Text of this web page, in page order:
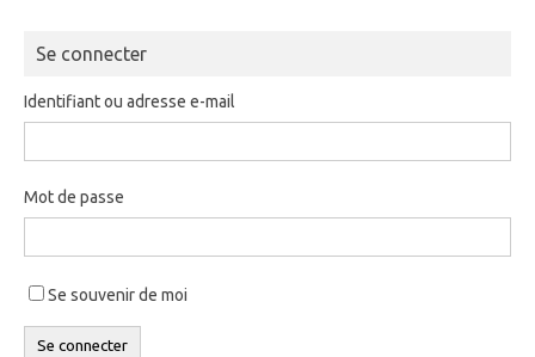
Se connecter
Identifiant ou adresse e-mail
Mot de passe
Se souvenir de moi
Se connecter